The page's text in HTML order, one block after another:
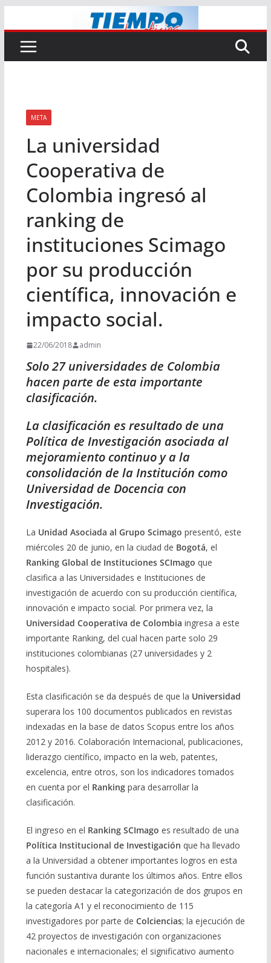
al
contenido
META
La universidad
Cooperativa de
Colombia ingresó al
ranking de
instituciones Scimago
por su producción
científica, innovación e
impacto social.
22/06/2018 admin
Solo 27 universidades de Colombia
hacen parte de esta importante
clasificación.
La clasificación es resultado de una
Política de Investigación asociada al
mejoramiento continuo y a la
consolidación de la Institución como
Universidad de Docencia con
Investigación.
La Unidad Asociada al Grupo Scimago presentó, este
miércoles 20 de junio, en la ciudad de Bogotá, el
Ranking Global de Instituciones SCImago que
clasifica a las Universidades e Instituciones de
investigación de acuerdo con su producción científica,
innovación e impacto social. Por primera vez, la
Universidad Cooperativa de Colombia ingresa a este
importante Ranking, del cual hacen parte solo 29
instituciones colombianas (27 universidades y 2
hospitales).
Esta clasificación se da después de que la Universidad
superara los 100 documentos publicados en revistas
indexadas en la base de datos Scopus entre los años
2012 y 2016. Colaboración Internacional, publicaciones,
liderazgo científico, impacto en la web, patentes,
excelencia, entre otros, son los indicadores tomados
en cuenta por el Rankingpara desarrollar la
clasificación.
El ingreso en el Ranking SCImago es resultado de una
Política Institucional de Investigación que ha llevado
a la Universidad a obtener importantes logros en esta
función sustantiva durante los últimos años. Entre ellos
se pueden destacar la categorización de dos grupos en
la categoría A1 y el reconocimiento de 115
investigadores por parte de Colciencias; la ejecución de
42 proyectos de investigación con organizaciones
nacionales e internacionales; el significativo aumento